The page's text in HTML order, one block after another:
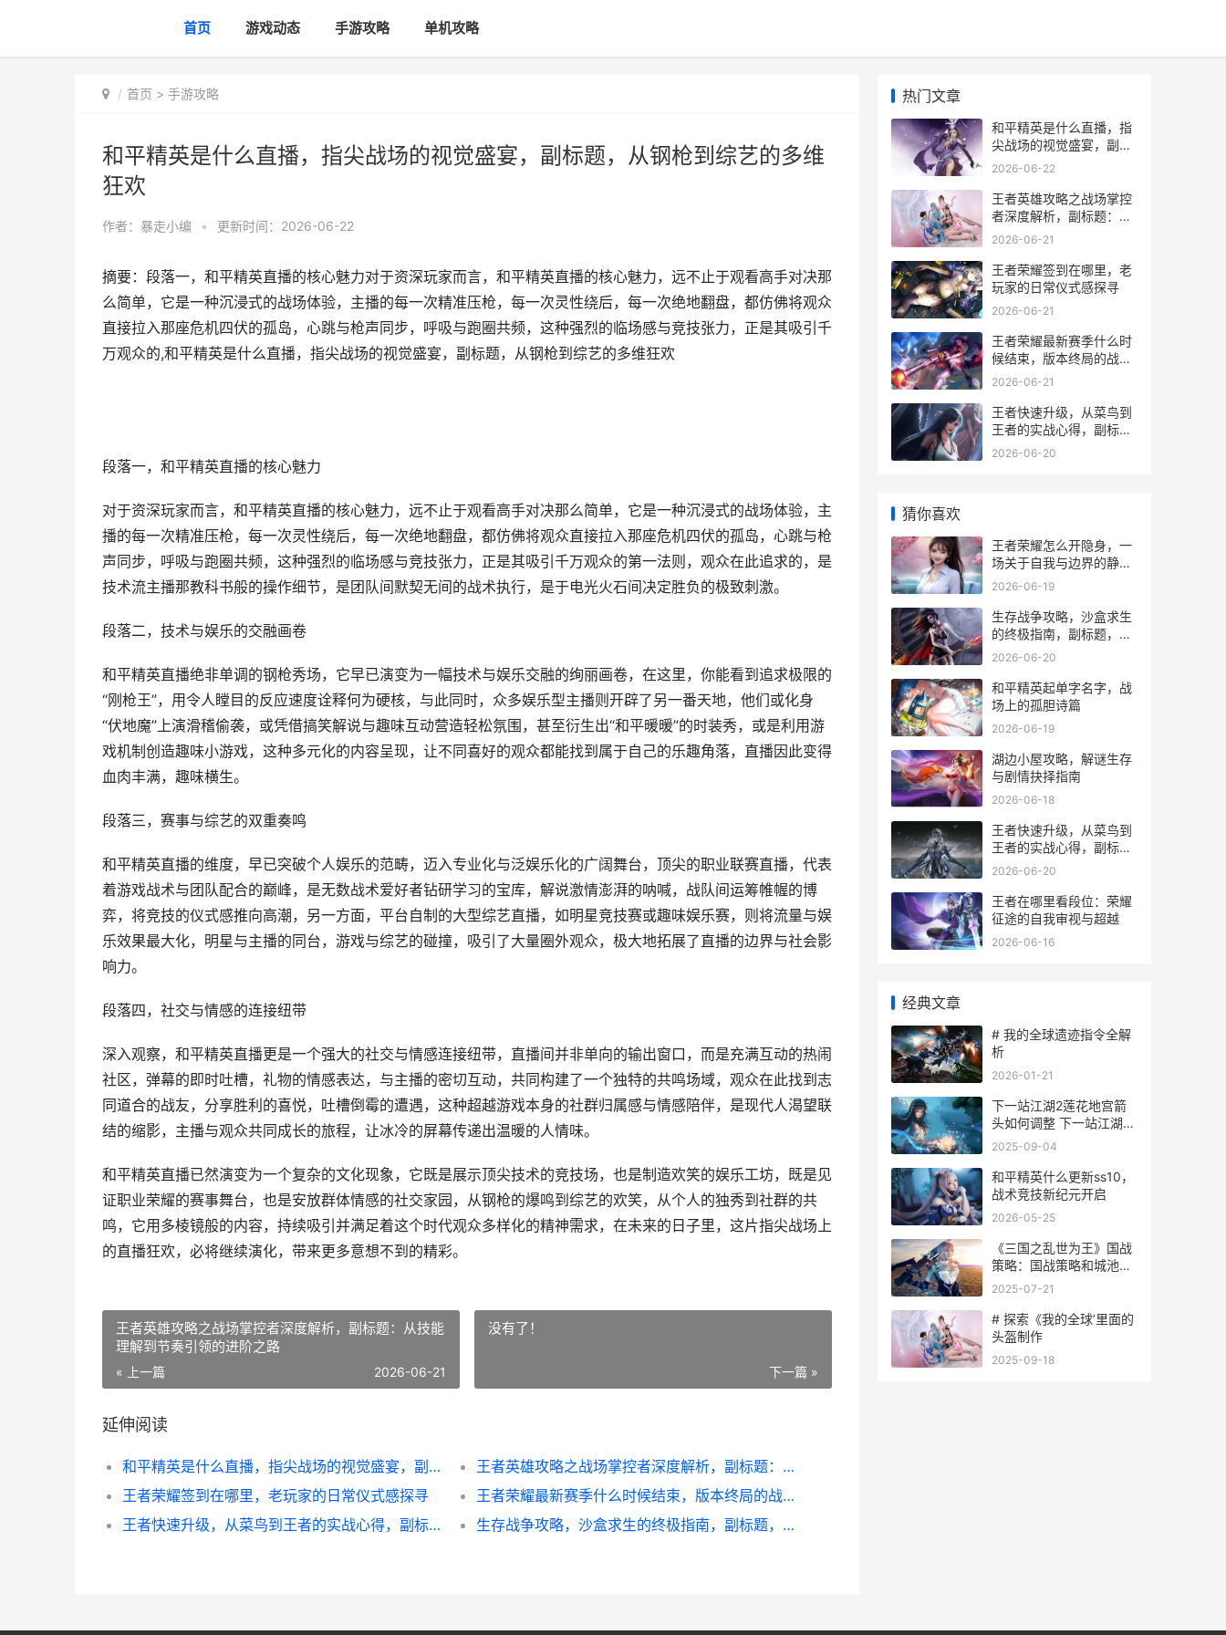
首页 游戏动态 手游攻略 单机攻略
首页 > 手游攻略
和平精英是什么直播，指尖战场的视觉盛宴，副标题，从钢枪到综艺的多维
狂欢
作者： 暴走小编 • 更新时间：2026-06-22
摘要：段落一，和平精英直播的核心魅力对于资深玩家而言，和平精英直播的核心魅力，远不止于观看高手对决那
么简单，它是一种沉浸式的战场体验，主播的每一次精准压枪，每一次灵性绕后，每一次绝地翻盘，都仿佛将观众
直接拉入那座危机四伏的孤岛，心跳与枪声同步，呼吸与跑圈共频，这种强烈的临场感与竞技张力，正是其吸引千
万观众的,和平精英是什么直播，指尖战场的视觉盛宴，副标题，从钢枪到综艺的多维狂欢
段落一，和平精英直播的核心魅力
对于资深玩家而言，和平精英直播的核心魅力，远不止于观看高手对决那么简单，它是一种沉浸式的战场体验，主
播的每一次精准压枪，每一次灵性绕后，每一次绝地翻盘，都仿佛将观众直接拉入那座危机四伏的孤岛，心跳与枪
声同步，呼吸与跑圈共频，这种强烈的临场感与竞技张力，正是其吸引千万观众的第一法则，观众在此追求的，是
技术流主播那教科书般的操作细节，是团队间默契无间的战术执行，是于电光火石间决定胜负的极致刺激。
段落二，技术与娱乐的交融画卷
和平精英直播绝非单调的钢枪秀场，它早已演变为一幅技术与娱乐交融的绚丽画卷，在这里，你能看到追求极限的
“刚枪王”，用令人瞠目的反应速度诠释何为硬核，与此同时，众多娱乐型主播则开辟了另一番天地，他们或化身
“伏地魔”上演滑稽偷袭，或凭借搞笑解说与趣味互动营造轻松氛围，甚至衍生出“和平暖暖”的时装秀，或是利用游
戏机制创造趣味小游戏，这种多元化的内容呈现，让不同喜好的观众都能找到属于自己的乐趣角落，直播因此变得
血肉丰满，趣味横生。
段落三，赛事与综艺的双重奏鸣
和平精英直播的维度，早已突破个人娱乐的范畴，迈入专业化与泛娱乐化的广阔舞台，顶尖的职业联赛直播，代表
着游戏战术与团队配合的巅峰，是无数战术爱好者钻研学习的宝库，解说激情澎湃的呐喊，战队间运筹帷幄的博
弈，将竞技的仪式感推向高潮，另一方面，平台自制的大型综艺直播，如明星竞技赛或趣味娱乐赛，则将流量与娱
乐效果最大化，明星与主播的同台，游戏与综艺的碰撞，吸引了大量圈外观众，极大地拓展了直播的边界与社会影
响力。
段落四，社交与情感的连接纽带
深入观察，和平精英直播更是一个强大的社交与情感连接纽带，直播间并非单向的输出窗口，而是充满互动的热闹
社区，弹幕的即时吐槽，礼物的情感表达，与主播的密切互动，共同构建了一个独特的共鸣场域，观众在此找到志
同道合的战友，分享胜利的喜悦，吐槽倒霉的遭遇，这种超越游戏本身的社群归属感与情感陪伴，是现代人渴望联
结的缩影，主播与观众共同成长的旅程，让冰冷的屏幕传递出温暖的人情味。
和平精英直播已然演变为一个复杂的文化现象，它既是展示顶尖技术的竞技场，也是制造欢笑的娱乐工坊，既是见
证职业荣耀的赛事舞台，也是安放群体情感的社交家园，从钢枪的爆鸣到综艺的欢笑，从个人的独秀到社群的共
鸣，它用多棱镜般的内容，持续吸引并满足着这个时代观众多样化的精神需求，在未来的日子里，这片指尖战场上
的直播狂欢，必将继续演化，带来更多意想不到的精彩。
王者英雄攻略之战场掌控者深度解析，副标题：从技能
理解到节奏引领的进阶之路
« 上一篇 2026-06-21
没有了！
下一篇 »
延伸阅读
和平精英是什么直播，指尖战场的视觉盛宴，副标题，从钢枪到综艺的多维狂欢
王者英雄攻略之战场掌控者深度解析，副标题：从技能理解到节奏引领的进阶之路
王者荣耀签到在哪里，老玩家的日常仪式感探寻
王者荣耀最新赛季什么时候结束，版本终局的战术博弈
王者快速升级，从菜鸟到王者的实战心得，副标题，高效冲级全攻略解析
生存战争攻略，沙盒求生的终极指南，副标题，从荒野到王国的进阶之路
热门文章
和平精英是什么直播，指
尖战场的视觉盛宴，副标
题，从钢枪到综艺的多维
2026-06-22
王者英雄攻略之战场掌控
者深度解析，副标题：从
技能理解到节奏引领的进
2026-06-21
王者荣耀签到在哪里，老
玩家的日常仪式感探寻
2026-06-21
王者荣耀最新赛季什么时
候结束，版本终局的战术
博弈
2026-06-21
王者快速升级，从菜鸟到
王者的实战心得，副标
题，高效冲级全攻略解析
2026-06-20
猜你喜欢
王者荣耀怎么开隐身，一
场关于自我与边界的静默
博弈
2026-06-19
生存战争攻略，沙盒求生
的终极指南，副标题，从
荒野到王国的进阶之路
2026-06-20
和平精英起单字名字，战
场上的孤胆诗篇
2026-06-19
湖边小屋攻略，解谜生存
与剧情抉择指南
2026-06-18
王者快速升级，从菜鸟到
王者的实战心得，副标
题，高效冲级全攻略解析
2026-06-20
王者在哪里看段位：荣耀
征途的自我审视与超越
2026-06-16
经典文章
# 我的全球遗迹指令全解
析
2026-01-21
下一站江湖2莲花地宫箭
头如何调整 下一站江湖2
莲神地宫
2025-09-04
和平精英什么更新ss10，
战术竞技新纪元开启
2026-05-25
《三国之乱世为王》国战
策略：国战策略和城池争
夺方法说明 三国之乱世我
2025-07-21
# 探索《我的全球’里面的
头盔制作
2025-09-18